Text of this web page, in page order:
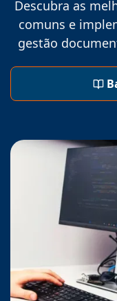
Descubra as
comuns e
gestão